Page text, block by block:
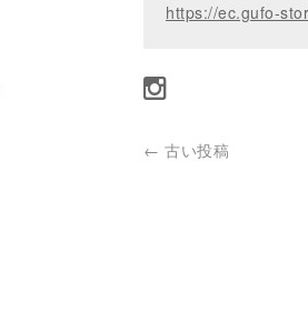
https://ec.gufo-
← 古い投稿